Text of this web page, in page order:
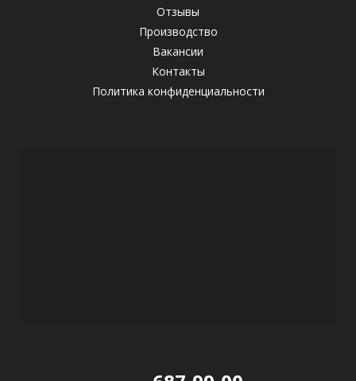
Отзывы
Производство
Вакансии
Контакты
Политика конфиденциальности